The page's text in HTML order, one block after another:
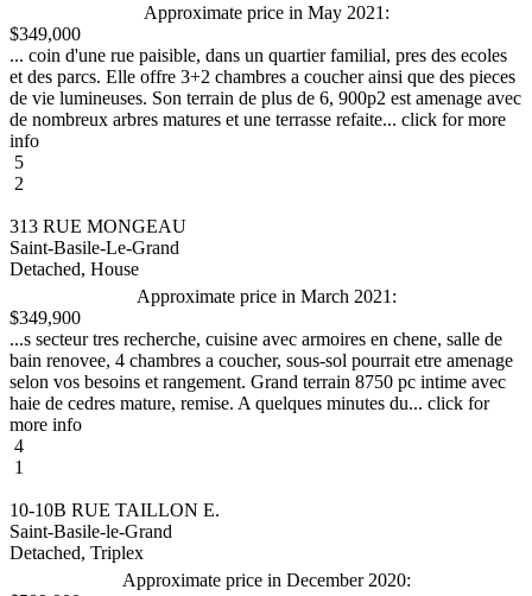
Approximate price in May 2021:
$349,000
... coin d'une rue paisible, dans un quartier familial, pres des ecoles
et des parcs. Elle offre 3+2 chambres a coucher ainsi que des pieces
de vie lumineuses. Son terrain de plus de 6, 900p2 est amenage avec
de nombreux arbres matures et une terrasse refaite... click for more
info
5
2
313 RUE MONGEAU
Saint-Basile-Le-Grand
Detached, House
Approximate price in March 2021:
$349,900
...s secteur tres recherche, cuisine avec armoires en chene, salle de
bain renovee, 4 chambres a coucher, sous-sol pourrait etre amenage
selon vos besoins et rangement. Grand terrain 8750 pc intime avec
haie de cedres mature, remise. A quelques minutes du... click for
more info
4
1
10-10B RUE TAILLON E.
Saint-Basile-le-Grand
Detached, Triplex
Approximate price in December 2020: